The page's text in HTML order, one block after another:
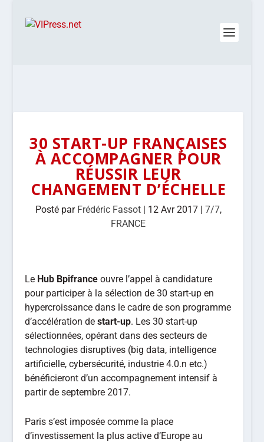
30 START-UP FRANÇAISES
À ACCOMPAGNER POUR
RÉUSSIR LEUR
CHANGEMENT D’ÉCHELLE
Posté par Frédéric Fassot| 12 Avr 2017| 7/7,
FRANCE
Le Hub Bpifrance ouvre l’appel à candidature
pour participer à la sélection de 30 start-up en
hypercroissance dans le cadre de son programme
d’accélération de start-up. Les 30 start-up
sélectionnées, opérant dans des secteurs de
technologies disruptives (big data, intelligence
artificielle, cybersécurité, industrie 4.0.n etc.)
bénéficieront d’un accompagnement intensif à
partir de septembre 2017.
Paris s’est imposée comme la place
d’investissement la plus active d’Europe au